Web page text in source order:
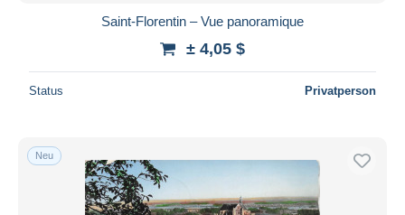
Saint-Florentin – Vue panoramique
± 4,05 $
Status Privatperson
Neu